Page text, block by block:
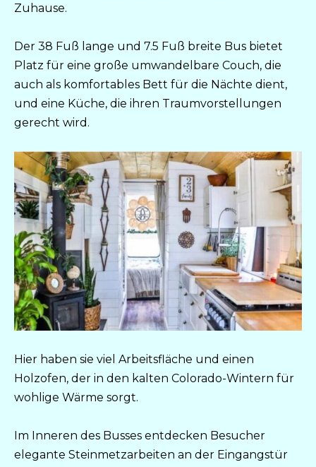
Zuhause.
Der 38 Fuß lange und 7.5 Fuß breite Bus bietet
Platz für eine große umwandelbare Couch, die
auch als komfortables Bett für die Nächte dient,
und eine Küche, die ihren Traumvorstellungen
gerecht wird.
Hier haben sie viel Arbeitsfläche und einen
Holzofen, der in den kalten Colorado-Wintern für
wohlige Wärme sorgt.
Im Inneren des Busses entdecken Besucher
elegante Steinmetzarbeiten an der Eingangstür